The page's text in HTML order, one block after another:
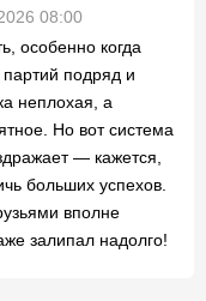
08:00
особенно когда
партий подряд и
неплохая, а
Но вот система
— кажется,
больших успехов.
вполне
залипал надолго!